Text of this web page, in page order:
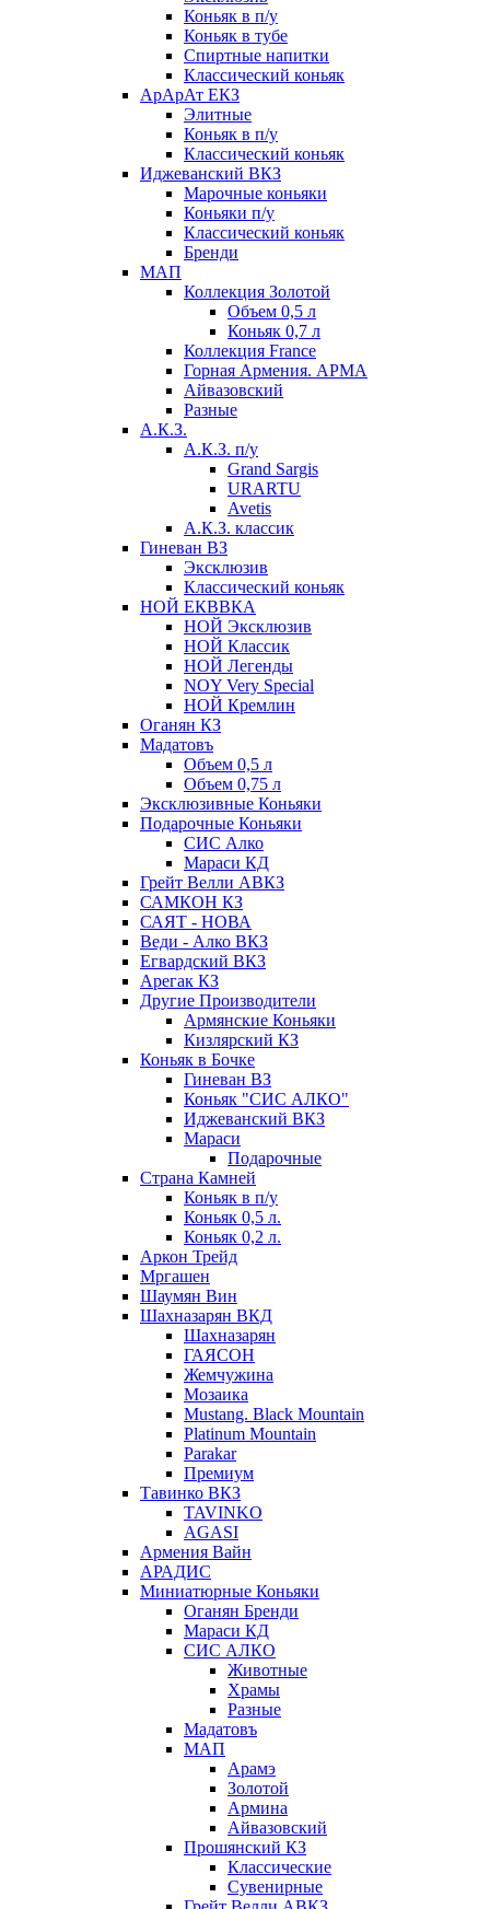
Коньяк в п/у
Коньяк в тубе
Спиртные напитки
Классический коньяк
АрАрАт ЕКЗ
Элитные
Коньяк в п/у
Классический коньяк
Иджеванский ВКЗ
Марочные коньяки
Коньяки п/у
Классический коньяк
Бренди
МАП
Коллекция Золотой
Объем 0,5 л
Коньяк 0,7 л
Коллекция France
Горная Армения. АРМА
Айвазовский
Разные
А.К.З.
А.К.З. п/у
Grand Sargis
URARTU
Avetis
А.К.З. классик
Гиневан ВЗ
Эксклюзив
Классический коньяк
НОЙ ЕКВВКА
НОЙ Эксклюзив
НОЙ Классик
НОЙ Легенды
NOY Very Speсial
НОЙ Кремлин
Оганян КЗ
Мадатовъ
Объем 0,5 л
Объем 0,75 л
Эксклюзивные Коньяки
Подарочные Коньяки
СИС Алко
Мараси КД
Грейт Велли АВКЗ
САМКОН КЗ
САЯТ - НОВА
Веди - Алко ВКЗ
Егвардский ВКЗ
Арегак КЗ
Другие Производители
Армянские Коньяки
Кизлярский КЗ
Коньяк в Бочке
Гиневан ВЗ
Коньяк "СИС АЛКО"
Иджеванский ВКЗ
Мараси
Подарочные
Страна Камней
Коньяк в п/у
Коньяк 0,5 л.
Коньяк 0,2 л.
Аркон Трейд
Мргашен
Шаумян Вин
Шахназарян ВКД
Шахназарян
ГАЯСОН
Жемчужина
Мозаика
Mustang. Black Mountain
Platinum Mountain
Parakar
Премиум
Тавинко ВКЗ
TAVINKO
AGASI
Армения Вайн
АРАДИС
Миниатюрные Коньяки
Оганян Бренди
Мараси КД
СИС АЛКО
Животные
Храмы
Разные
Мадатовъ
МАП
Арамэ
Золотой
Армина
Айвазовский
Прошянский КЗ
Классические
Сувенирные